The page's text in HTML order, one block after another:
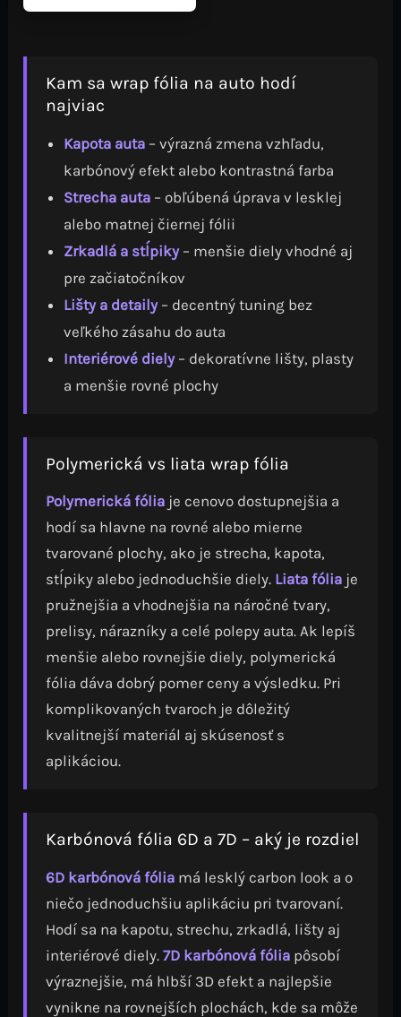
stránke
produktu.
Kam sa wrap fólia na auto hodí
najviac
Kapota auta– výrazná zmena vzhľadu,
karbónový efekt alebo kontrastná farba
Strecha auta– obľúbená úprava v lesklej
alebo matnej čiernej fólii
Zrkadlá a stĺpiky– menšie diely vhodné aj
pre začiatočníkov
Lišty a detaily– decentný tuning bez
veľkého zásahu do auta
Interiérové diely– dekoratívne lišty, plasty
a menšie rovné plochy
Polymerická vs liata wrap fólia
Polymerická fóliaje cenovo dostupnejšia a
hodí sa hlavne na rovné alebo mierne
tvarované plochy, ako je strecha, kapota,
stĺpiky alebo jednoduchšie diely. Liata fóliaje
pružnejšia a vhodnejšia na náročné tvary,
prelisy, nárazníky a celé polepy auta. Ak lepíš
menšie alebo rovnejšie diely, polymerická
fólia dáva dobrý pomer ceny a výsledku. Pri
komplikovaných tvaroch je dôležitý
kvalitnejší materiál aj skúsenosť s
aplikáciou.
Karbónová fólia 6D a 7D – aký je rozdiel
6D karbónová fóliamá lesklý carbon look a o
niečo jednoduchšiu aplikáciu pri tvarovaní.
Hodí sa na kapotu, strechu, zrkadlá, lišty aj
interiérové diely. 7D karbónová fóliapôsobí
výraznejšie, má hlbší 3D efekt a najlepšie
vynikne na rovnejších plochách, kde sa môže